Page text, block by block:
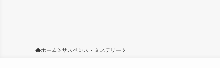
ホーム サスペンス・ミステリー